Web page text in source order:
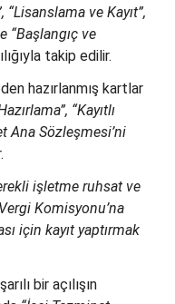
“Lisanslama ve Kayıt”,
“Başlangıç ve
takip edilir.
hazırlanmış kartlar
“Kayıtlı
Ana Sözleşmesi’ni
işletme ruhsat ve
Komisyonu’na
için kayıt yaptırmak
bir açılışın